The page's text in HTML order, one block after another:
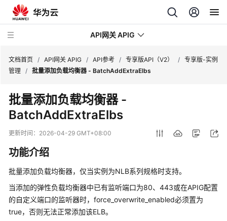
API网关 APIG
最
新
动
服
务
公
产
品
文档首页 / API网关 APIG / API参考 / 专享版API（V2） / 专享版-实例
管理 / 批量添加负载均衡器 - BatchAddExtraElbs
批量添加负载均衡器 -
BatchAddExtraElbs
更新时间： 2026-04-29 GMT+08:00
功能介绍
批量添加负载均衡器，仅当实例为NLB系列规格时支持。
当添加的弹性负载均衡器中已有监听端口为80、443或在APIG配置
的自定义端口的监听器时，force_overwrite_enabled必须置为
true，否则无法正常添加该ELB。